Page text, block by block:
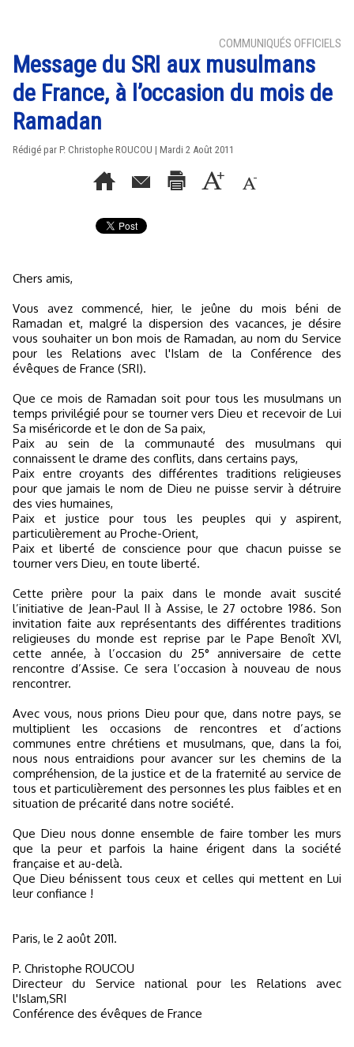
COMMUNIQUÉS OFFICIELS
Message du SRI aux musulmans
de France, à l’occasion du mois de
Ramadan
Rédigé par P. Christophe ROUCOU | Mardi 2 Août 2011
Chers amis,
Vous avez commencé, hier, le jeûne du mois béni de
Ramadan et, malgré la dispersion des vacances, je désire
vous souhaiter un bon mois de Ramadan, au nom du Service
pour les Relations avec l'Islam de la Conférence des
évêques de France (SRI).
Que ce mois de Ramadan soit pour tous les musulmans un
temps privilégié pour se tourner vers Dieu et recevoir de Lui
Sa miséricorde et le don de Sa paix,
Paix au sein de la communauté des musulmans qui
connaissent le drame des conflits, dans certains pays,
Paix entre croyants des différentes traditions religieuses
pour que jamais le nom de Dieu ne puisse servir à détruire
des vies humaines,
Paix et justice pour tous les peuples qui y aspirent,
particulièrement au Proche-Orient,
Paix et liberté de conscience pour que chacun puisse se
tourner vers Dieu, en toute liberté.
Cette prière pour la paix dans le monde avait suscité
l’initiative de Jean-Paul II à Assise, le 27 octobre 1986. Son
invitation faite aux représentants des différentes traditions
religieuses du monde est reprise par le Pape Benoît XVI,
cette année, à l’occasion du 25° anniversaire de cette
rencontre d’Assise. Ce sera l’occasion à nouveau de nous
rencontrer.
Avec vous, nous prions Dieu pour que, dans notre pays, se
multiplient les occasions de rencontres et d’actions
communes entre chrétiens et musulmans, que, dans la foi,
nous nous entraidions pour avancer sur les chemins de la
compréhension, de la justice et de la fraternité au service de
tous et particulièrement des personnes les plus faibles et en
situation de précarité dans notre société.
Que Dieu nous donne ensemble de faire tomber les murs
que la peur et parfois la haine érigent dans la société
française et au-delà.
Que Dieu bénissent tous ceux et celles qui mettent en Lui
leur confiance !
Paris, le 2 août 2011.
P. Christophe ROUCOU
Directeur du Service national pour les Relations avec
l'Islam,SRI
Conférence des évêques de France